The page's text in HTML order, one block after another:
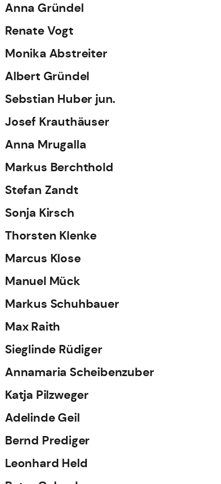
Anna Gründel
Renate Vogt
Monika Abstreiter
Albert Gründel
Sebstian Huber jun.
Josef Krauthäuser
Anna Mrugalla
Markus Berchthold
Stefan Zandt
Sonja Kirsch
Thorsten Klenke
Marcus Klose
Manuel Mück
Markus Schuhbauer
Max Raith
Sieglinde Rüdiger
Annamaria Scheibenzuber
Katja Pilzweger
Adelinde Geil
Bernd Prediger
Leonhard Held